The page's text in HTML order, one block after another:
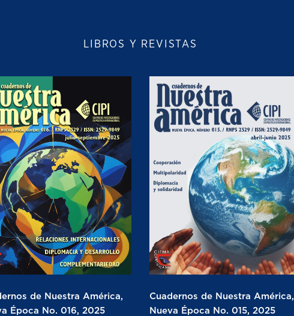
LIBROS Y REVISTAS
de Nuestra América,
Época No. 016, 2025
Cuadernos de Nuestra América,
Nueva Época No. 015, 2025